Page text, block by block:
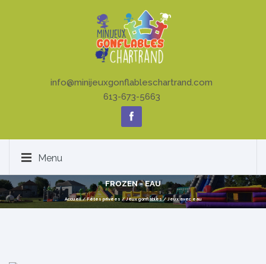
info@minijeuxgonflableschartrand.com
613-673-5663
Menu
FROZEN - EAU
Accueil/Fêtes privées /Jeux gonflables/Jeux avec eau